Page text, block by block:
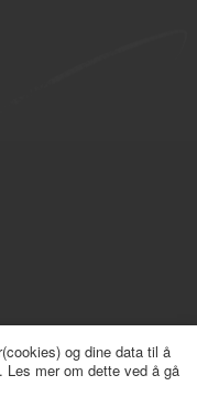
og dine data til å
Les mer om dette ved å gå